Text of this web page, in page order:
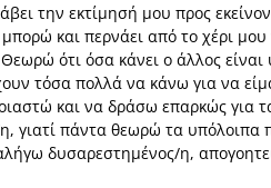
την εκτίμησή μου προς
και περνάει από το χέρι
ότι όσα κάνει ο άλλος
τόσα πολλά να κάνω για να
και να δράσω επαρκώς για
γιατί πάντα θεωρώ τα
δυσαρεστημένος/η,